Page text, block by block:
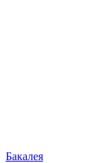
Бакалея